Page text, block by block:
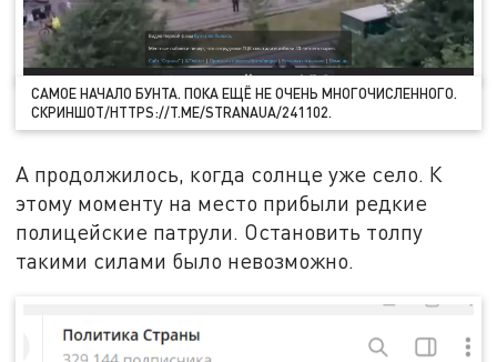
САМОЕ НАЧАЛО БУНТА. ПОКА ЕЩЁ НЕ ОЧЕНЬ МНОГОЧИСЛЕННОГО.
СКРИНШОТ/HTTPS://T.ME/STRANAUA/241102.
А продолжилось, когда солнце уже село. К
этому моменту на место прибыли редкие
полицейские патрули. Остановить толпу
такими силами было невозможно.